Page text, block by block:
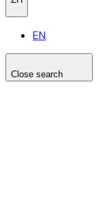
EN
Close search